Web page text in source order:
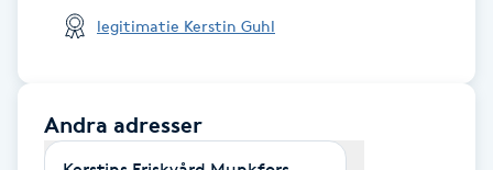
Healing
Herrklippning
HIFU
legitimatie Kerstin Guhl
Andra adresser